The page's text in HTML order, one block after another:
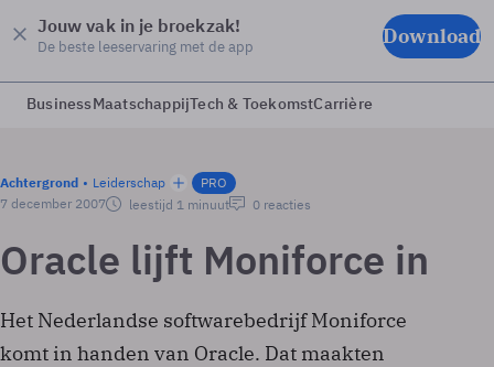
Jouw vak in je broekzak!
De beste leeservaring met de app Download
BusinessMaatschappijTech & ToekomstCarrière
Achtergrond Leiderschap
PRO
7 december 2007
leestijd 1 minuut 0 reacties
Oracle lijft Moniforce in
Het Nederlandse softwarebedrijf Moniforce
komt in handen van Oracle. Dat maakten